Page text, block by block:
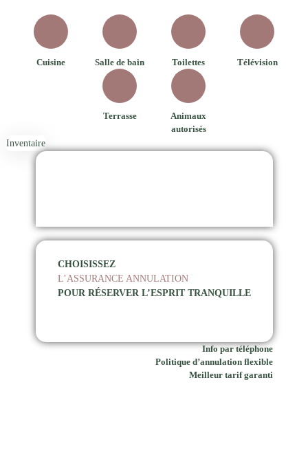
Cuisine Salle de bain Toilettes Télévision
Terrasse
Animaux
autorisés
Inventaire
CHOISISSEZ
L’ASSURANCE ANNULATION
POUR RÉSERVER L’ESPRIT TRANQUILLE
Info par téléphone
Politique d’annulation flexible
Meilleur tarif garanti